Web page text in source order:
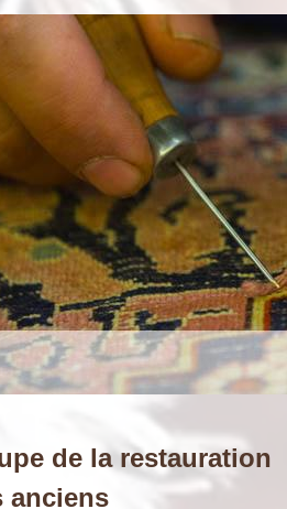
de la restauration
anciens